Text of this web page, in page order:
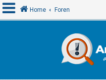
Home Foren